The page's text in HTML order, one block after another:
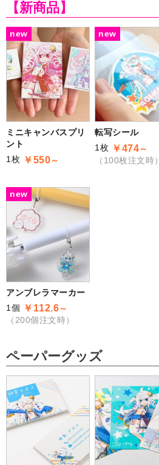
【新商品】
new
ミニキャンバスプリ
ント
1枚 ￥550～
new
転写シール
1枚 ￥474～
（100枚注文時）
new
アンブレラマーカー
1個 ￥112.6～
（200個注文時）
ペーパーグッズ